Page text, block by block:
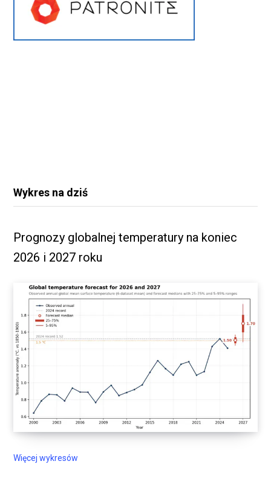
Wykres na dziś
Prognozy globalnej temperatury na koniec
2026 i 2027 roku
Więcej wykresów